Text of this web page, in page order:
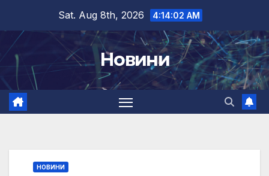
content
Sat. Aug 8th, 2026 4:14:03 AM
Новини
НОВИНИ